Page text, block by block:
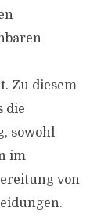
Zu diesem
die
sowohl
im
von